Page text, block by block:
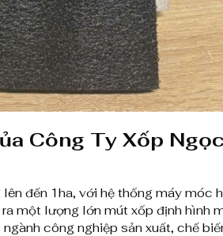
Công Ty Xốp Ngọc
đến 1ha, với hệ thống máy móc
một lượng lớn mút xốp định hình
công nghiệp sản xuất, chế